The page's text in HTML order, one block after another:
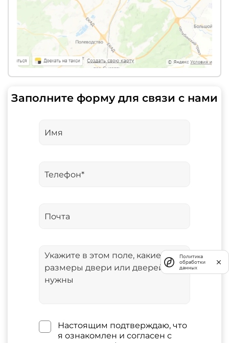
Заполните форму для связи с нами
Настоящим подтверждаю, что
я ознакомлен и согласен с
Политика
обработки
данных